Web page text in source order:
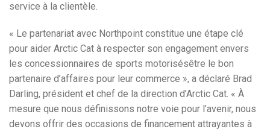
service à la clientèle.
« Le partenariat avec Northpoint constitue une étape clé
pour aider Arctic Cat à respecter son engagement envers
les concessionnaires de sports motorisésêtre le bon
partenaire d’affaires pour leur commerce », a déclaré Brad
Darling, président et chef de la direction d’Arctic Cat. « À
mesure que nous définissons notre voie pour l’avenir, nous
devons offrir des occasions de financement attrayantes à